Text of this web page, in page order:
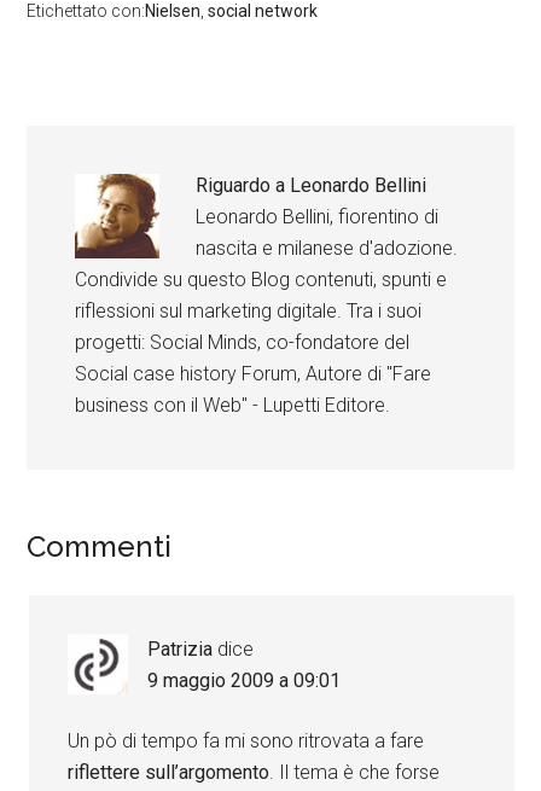
Etichettato con:Nielsen,social network
Riguardo a Leonardo Bellini
Leonardo Bellini, fiorentino di
nascita e milanese d'adozione.
Condivide su questo Blog contenuti, spunti e
riflessioni sul marketing digitale. Tra i suoi
progetti: Social Minds, co-fondatore del
Social case history Forum, Autore di "Fare
business con il Web" - Lupetti Editore.
Commenti
Patrizia dice
9 maggio 2009 a 09:01
Un pò di tempo fa mi sono ritrovata a fare
riflettere sull’argomento. Il tema è che forse